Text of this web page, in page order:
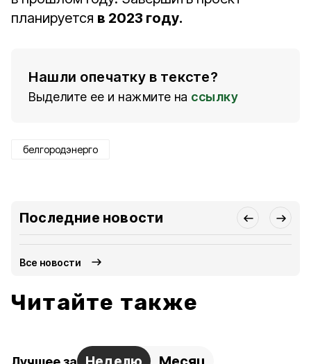
планируется в 2023 году.
Нашли опечатку в тексте?
Выделите ее и нажмите на ссылку
белгородэнерго
Последние новости
Все новости
Читайте также